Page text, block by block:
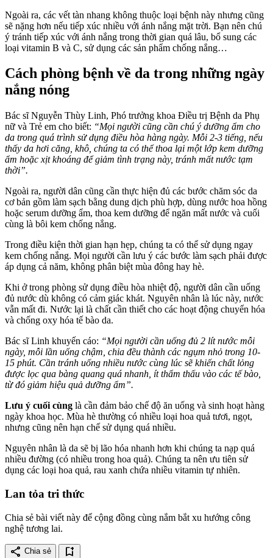
Ngoài ra, các vết tàn nhang không thuộc loại bệnh này nhưng cũng
sẽ nặng hơn nếu tiếp xúc nhiều với ánh nắng mặt trời. Bạn nên chú
ý tránh tiếp xúc với ánh nắng trong thời gian quá lâu, bổ sung các
loại vitamin B và C, sử dụng các sản phẩm chống nắng…
Cách phòng bệnh về da trong những ngày
nắng nóng
Bác sĩ Nguyễn Thùy Linh, Phó trưởng khoa Điều trị Bệnh da Phụ
nữ và Trẻ em cho biết: “Mọi người cũng cần chú ý dưỡng ẩm cho
da trong quá trình sử dụng điều hòa hàng ngày. Mỗi 2-3 tiếng, nếu
thấy da hơi căng, khô, chúng ta có thể thoa lại một lớp kem dưỡng
ẩm hoặc xịt khoáng để giảm tình trạng này, tránh mất nước tạm
thời”.
Ngoài ra, người dân cũng cần thực hiện đủ các bước chăm sóc da
cơ bản gồm làm sạch bằng dung dịch phù hợp, dùng nước hoa hồng
hoặc serum dưỡng ẩm, thoa kem dưỡng để ngăn mất nước và cuối
cùng là bôi kem chống nắng.
Trong điều kiện thời gian hạn hẹp, chúng ta có thể sử dụng ngay
kem chống nắng. Mọi người cần lưu ý các bước làm sạch phải được
áp dụng cả năm, không phân biệt mùa đông hay hè.
Khi ở trong phòng sử dụng điều hòa nhiệt độ, người dân cần uống
đủ nước dù không có cảm giác khát. Nguyên nhân là lúc này, nước
vẫn mất đi. Nước lại là chất cần thiết cho các hoạt động chuyển hóa
và chống oxy hóa tế bào da.
Bác sĩ Linh khuyến cáo: “Mọi người cần uống đủ 2 lít nước mỗi
ngày, mỗi lần uống chậm, chia đều thành các ngụm nhỏ trong 10-
15 phút. Cần tránh uống nhiều nước cùng lúc sẽ khiến chất lỏng
được lọc qua bàng quang quá nhanh, ít thẩm thấu vào các tế bào,
từ đó giảm hiệu quả dưỡng ẩm”.
Lưu ý cuối cùng là cần đảm bảo chế độ ăn uống và sinh hoạt hàng
ngày khoa học. Mùa hè thường có nhiều loại hoa quả tươi, ngọt,
nhưng cũng nên hạn chế sử dụng quá nhiều.
Nguyên nhân là da sẽ bị lão hóa nhanh hơn khi chúng ta nạp quá
nhiều đường (có nhiều trong hoa quả). Chúng ta nên ưu tiên sử
dụng các loại hoa quả, rau xanh chứa nhiều vitamin tự nhiên.
Lan tỏa tri thức
Chia sẻ bài viết này để cộng đồng cùng nắm bắt xu hướng công
nghệ tương lai.
share Chia sẻ bookmark_add